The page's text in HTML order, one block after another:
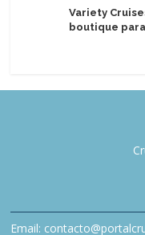
Variety
boutique
Email: